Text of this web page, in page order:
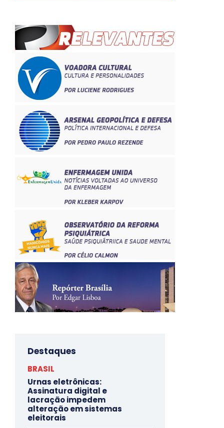
Destaques
BRASIL
Urnas eletrônicas:
Assinatura digital e
lacração impedem
alteração em sistemas
eleitorais